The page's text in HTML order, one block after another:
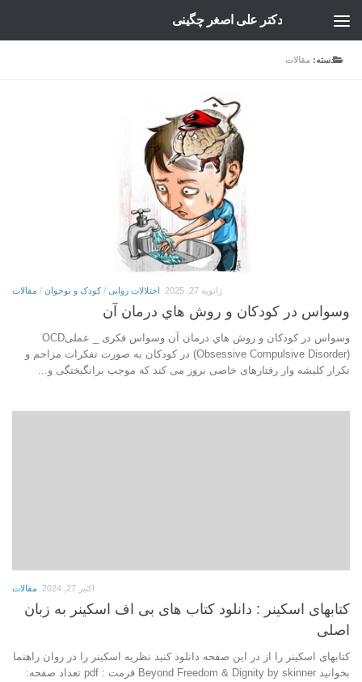
دکتر علی اصغر چگینی
دسته:مقالات
اختلالات روانی /کودک و نوجوان / مقالات ژانویه 27, 2025
وسواس در كودكان و روش هاي درمان آن
وسواس در كودكان و روش هاي درمان آن وسواس فكرى _ عملىOCD
(Obsessive Compulsive Disorder) در كودكان به صورت تفكرات مزاحم و
تكرار كليشه وار رفتارهاى خاصى بروز مى كند كه موجب برانگيختگى و...
مقالات اکتبر 27, 2024
کتابهای اسکینر : دانلود کتاب های بی اف اسکینر به زبان
اصلی
کتابهای اسکینر را از در این صفحه دانلود کنید نظریه اسکینر را در روان راهنما
بخوانید Beyond Freedom & Dignity by skinner فرمت : pdf تعداد صفحه: